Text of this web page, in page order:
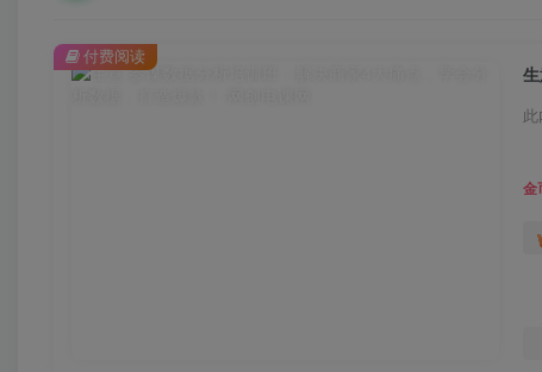
金
付费阅读